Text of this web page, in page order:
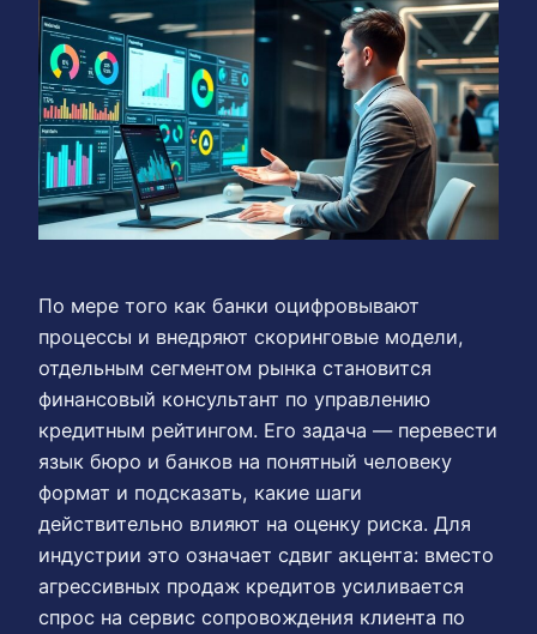
По мере того как банки оцифровывают
процессы и внедряют скоринговые модели,
отдельным сегментом рынка становится
финансовый консультант по управлению
кредитным рейтингом. Его задача — перевести
язык бюро и банков на понятный человеку
формат и подсказать, какие шаги
действительно влияют на оценку риска. Для
индустрии это означает сдвиг акцента: вместо
агрессивных продаж кредитов усиливается
спрос на сервис сопровождения клиента по